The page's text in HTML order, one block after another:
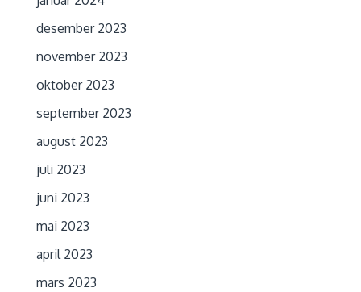
desember 2023
november 2023
oktober 2023
september 2023
august 2023
juli 2023
juni 2023
mai 2023
april 2023
mars 2023